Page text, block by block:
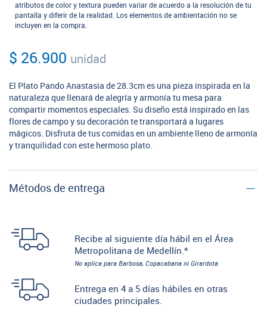
atributos de color y textura pueden variar de acuerdo a la resolución de tu
pantalla y diferir de la realidad. Los elementos de ambientación no se
incluyen en la compra.
$ 26.900 unidad
El Plato Pando Anastasia de 28.3cm es una pieza inspirada en la
naturaleza que llenará de alegría y armonía tu mesa para
compartir momentos especiales. Su diseño está inspirado en las
flores de campo y su decoración te transportará a lugares
mágicos. Disfruta de tus comidas en un ambiente lleno de armonía
y tranquilidad con este hermoso plato.
Métodos de entrega
Recibe al siguiente día hábil en el Área
Metropolitana de Medellín.*
No aplica para Barbosa, Copacabana ni Girardota
Entrega en 4 a 5 días hábiles en otras
ciudades principales.